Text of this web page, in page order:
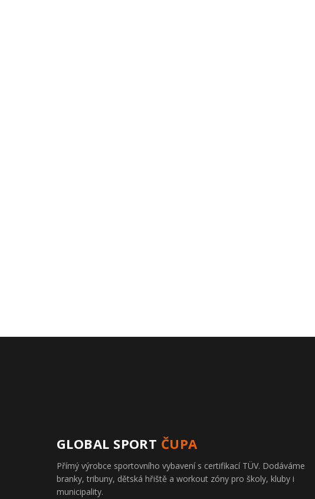
GLOBAL SPORT ČUPA
Přímý výrobce sportovního vybavení s certifikací TÜV. Dodáváme
branky, tribuny, dětská hřiště a workout zóny pro školy, kluby i
municipality.